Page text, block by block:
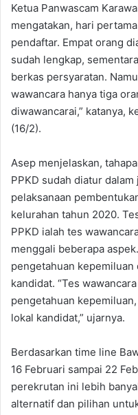
Ketua Panwascam
mengatakan, hari
pendaftar. Empat orang
sudah lengkap,
berkas persyaratan.
wawancara hanya tiga
diwawancarai,” katanya,
(16/2).
Asep menjelaskan,
PPKD sudah diatur
pelaksanaan
kelurahan tahun 2020.
PPKD ialah tes
menggali beberapa
pengetahuan
kandidat. “Tes
pengetahuan
lokal kandidat,” ujarnya.
Berdasarkan time line
16 Februari sampai 22
perekrutan ini lebih
alternatif dan pilihan